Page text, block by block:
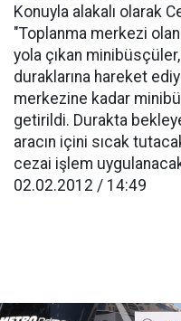
Konuyla alakalı olarak
"Toplanma merkezi
yola çıkan
duraklarına hareket
merkezine kadar
getirildi. Durakta
aracın içini sıcak
cezai işlem
02.02.2012 / 14:49